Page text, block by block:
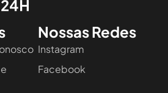
Nossas Redes
Instagram
Facebook